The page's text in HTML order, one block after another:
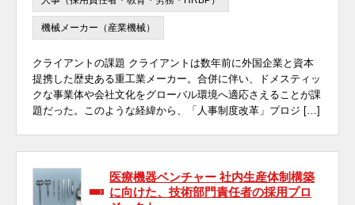
機械メーカー（産業機械）
クライアントの課題 クライアントは数年前に外国企業と資本
提携した歴史ある重工業メーカー。合併に伴い、ドメスティッ
クな事業体や会社文化をグローバル環境へ適応さえることが課
題だった。このような経緯から、「人事制度改革」プロジ […]
医療機器ベンチャー 社内生産体制構築
に向けた、技術部門責任者の採用プロ